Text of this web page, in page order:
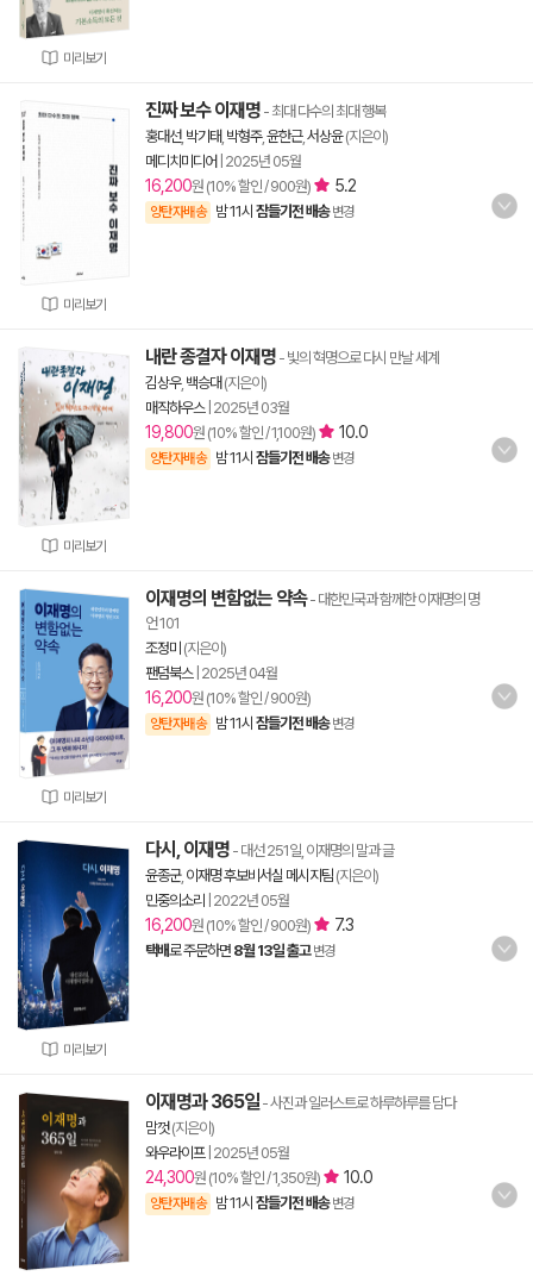
미리보기
미리보기
진짜 보수 이재명 - 최대 다수의 최대 행복
홍대선, 박기태 박형주, 윤한근, 서상윤(지은이)
메디치미디어 2025년 05월
16,200원 (10% 할인 / 900원) 5.2
양탄자배송 밤 11시 잠들기전 배송 변경
미리보기
내란 종결자 이재명 - 빛의 혁명으로 다시 만날 세계
김상우, 백승대 (지은이)
매직하우스| 2025년 03월
19,800원 (10% 할인 / 1,100원) 10.0
양탄자배송 밤 11시 잠들기전 배송 변경
미리보기
이재명의 변함없는 약속- 대한민국과 함께한 이재명의 명
언 101
조정미 (지은이)
팬덤북스| 2025년 04월
16,200원 (10% 할인 / 900원)
양탄자배송 밤 11시 잠들기전 배송 변경
미리보기
다시, 이재명 - 대선 251일, 이재명의 말과 글
윤종군, 이재명 후보비서실 메시지팀 (지은이)
민중의소리
2022년 05월
16,200원 (10% 할인 / 900원) 7.3
택배로 주문하면 8월 13일 출고 변경
이재명과 365일 - 사진과 일러스트로 하루하루를 담다
맘껏(지은이)
와우라이프| 2025년 05월
24,300원 (10% 할인 / 1,350원) 10.0
양탄자배송 밤 11시 잠들기전 배송 변경